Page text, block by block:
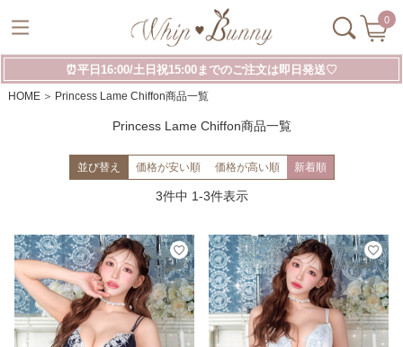
0
⏰平日16:00/土日祝15:00までのご注文は即日発送♡
HOME Princess Lame Chiffon商品一覧
Princess Lame Chiffon商品一覧
並び替え 価格が安い順 価格が高い順 新着順
3件中 1-3件表示